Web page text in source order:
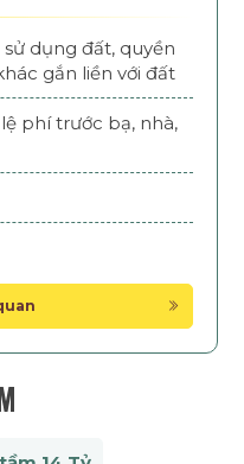
dụng đất, quyền
gắn liền với đất
phí trước bạ, nhà,